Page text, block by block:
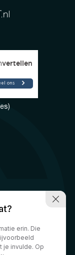
erin. Die
je invulde. Op